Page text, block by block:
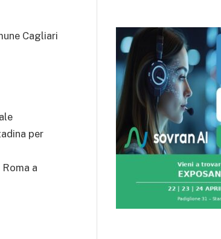
Cagliari
per
a